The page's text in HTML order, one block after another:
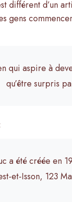
différent d’un
gens
qui aspire à
qu’être surpris
a été créée en
et-Isson, 123